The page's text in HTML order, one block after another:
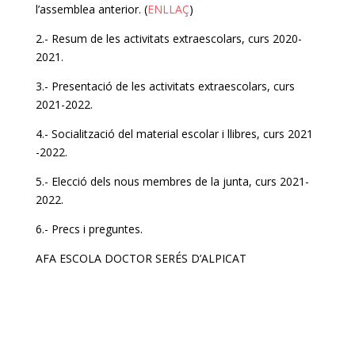
l’assemblea anterior. (ENLLAÇ)
2.- Resum de les activitats extraescolars, curs 2020-
2021.
3.- Presentació de les activitats extraescolars, curs
2021-2022.
4.- Socialització del material escolar i llibres, curs 2021
-2022.
5.- Elecció dels nous membres de la junta, curs 2021-
2022.
6.- Precs i preguntes.
AFA ESCOLA DOCTOR SERÉS D’ALPICAT